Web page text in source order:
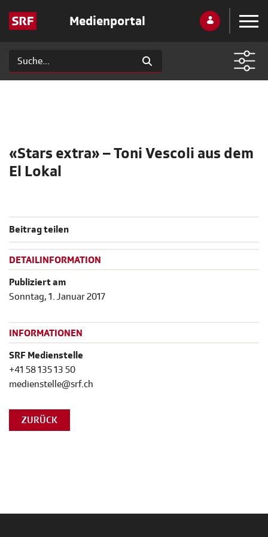
Medienportal
«Stars extra» – Toni Vescoli aus dem
El Lokal
Beitrag teilen
DETAILINFORMATION
Publiziert am
Sonntag, 1. Januar 2017
INFORMATIONEN
SRF Medienstelle
+41 58 135 13 50
medienstelle@srf.ch
ZURÜCK